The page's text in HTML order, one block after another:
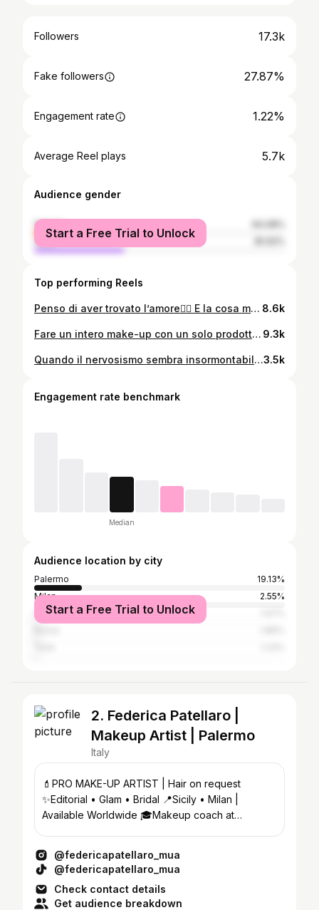
Followers 17.3k
Fake followers 27.87%
Engagement rate 1.22%
Average Reel plays 5.7k
Audience gender
female
male
Start a Free Trial to Unlock
Top performing Reels
Penso di aver trovato l’amore🙂‍↕️ E la cosa migliore è che ho perso solo 7 minuti🥹🥹 🏷️ hair, hair style, dyson #hair #hairtutorial #dupe #hairstyling 8.6k
Fare un intero make-up con un solo prodotto: ✅ #beauty #makeup #blush 9.3k
Quando il nervosismo sembra insormontabile e penso che niente e nessuno possa placarlo, il cibo diventa l’unica via d’uscita. Devo rilassarmi e sentirmi in “vacanza”? Devo mangiare. Qualcosa di proibito, quelle “schifezze” che il mio corpo vede come nemiche ma che, nel momento in cui le assaporo, sembrano la soluzione a tutto. E poi, puff! Arriva il momento della realizzazione, quello in cui capisco di avere sbagliato. Il piacere svanisce in un lampo, lasciando spazio ai sensi di colpa, che mi travolgono ancora prima di aver finito il boccone💔 💜 Diamo voce a ciò che ci succede, a quel turbine di emozioni che ci porta a cercare conforto nel cibo. Parlare di queste sensazioni, di quel momento in cui il piacere si trasforma in colpa, ci aiuta a riconoscerci l’uno nell’altro e a capire che non siamo sbagliati, ma umani. ❤️‍🩹 #dca #dcarecovery #bingeeatingdisoder #bingeeatingrecovery3.5k
Engagement rate benchmark
Median
Audience location by city
Palermo
19.13%
Milan
2.55%
Naples
Start a Free Trial to Unlock
2. Federica Patellaro |
Makeup Artist | Palermo
Italy
💄PRO MAKE-UP ARTIST | Hair on request
✨Editorial • Glam • Bridal 📍Sicily • Milan |
Available Worldwide 🎓Makeup coach at
@federicapatellaro_mua
@federicapatellaro_mua
Check contact details
Get audience breakdown